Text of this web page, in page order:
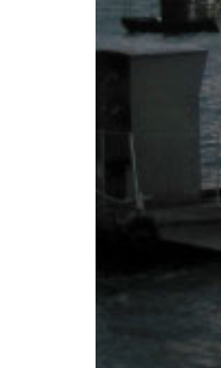
PREVIOUS